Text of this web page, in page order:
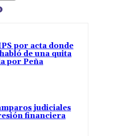
por acta donde
de una quita
por Peña
judiciales
financiera